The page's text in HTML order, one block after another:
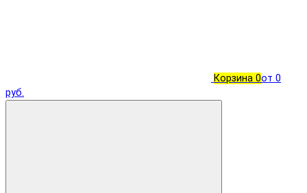
Корзина 0от 0
руб.